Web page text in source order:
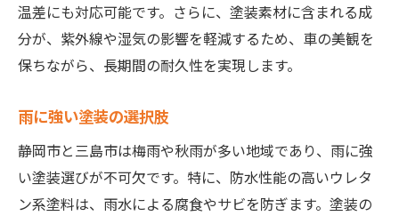
温差にも対応可能です。さらに、塗装素材に含まれる成
分が、紫外線や湿気の影響を軽減するため、車の美観を
保ちながら、長期間の耐久性を実現します。
雨に強い塗装の選択肢
静岡市と三島市は梅雨や秋雨が多い地域であり、雨に強
い塗装選びが不可欠です。特に、防水性能の高いウレタ
ン系塗料は、雨水による腐食やサビを防ぎます。塗装の